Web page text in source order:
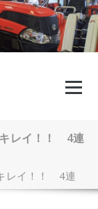
レイ！！ 4連
レイ！！ 4連